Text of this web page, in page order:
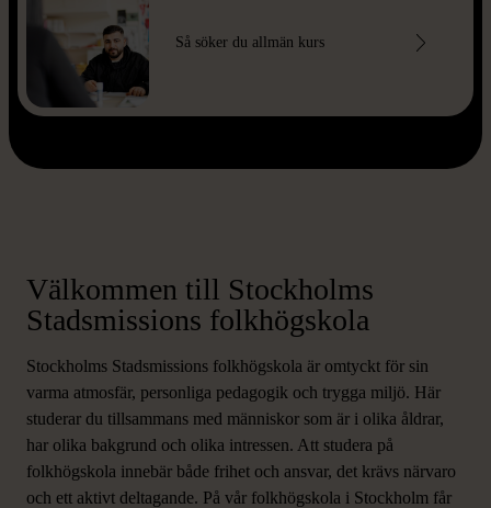
Så söker du allmän kurs
Välkommen till Stockholms
Stadsmissions folkhögskola
Stockholms Stadsmissions folkhögskola är omtyckt för sin
varma atmosfär, personliga pedagogik och trygga miljö. Här
studerar du tillsammans med människor som är i olika åldrar,
har olika bakgrund och olika intressen. Att studera på
folkhögskola innebär både frihet och ansvar, det krävs närvaro
och ett aktivt deltagande. På vår folkhögskola i Stockholm får